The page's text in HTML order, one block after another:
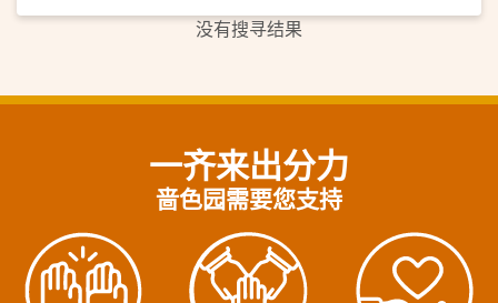
没有搜寻结果
一齐来出分力
啬色园需要您支持